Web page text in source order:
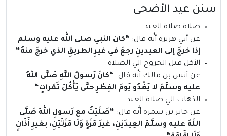
سنن عيد الأضحى
صلاة صلاة العيد
عن أبي هريرة أنَّه قال: “كان النبي صلى الله عليه وسلم
إذا خرجَ إلى العيدينِ رجعَ في غيرِ الطريقِ الذي خرجَ منهُ“
الأكل قبل الخروج الي الصلاة
عن أنس بن مالك أنَّه قال: “كانَ رَسولُ اللَّهِ صَلَّى اللهُ
عليه وسلَّمَ لا يَغْدُو يَومَ الفِطْرِ حتَّى يَأْكُلَ تَمَراتٍ“
الذهاب الي صلاة العيد
عن جابر بن سمرة أنَّه قال: “صَلَّيْتُ مع رَسولِ اللهِ صَلَّى
اللَّهُ عليه وسلَّمَ العِيدَيْنِ، غيرَ مَرَّةٍ وَلَا مَرَّتَيْنِ، بغيرِ أَذَانٍ